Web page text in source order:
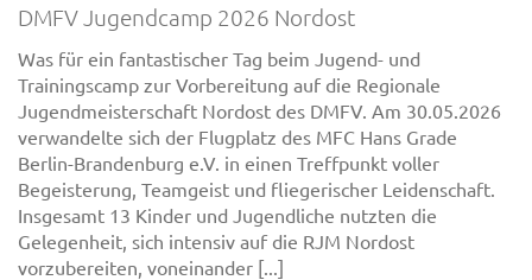
DMFV Jugendcamp 2026 Nordost
Was für ein fantastischer Tag beim Jugend- und
Trainingscamp zur Vorbereitung auf die Regionale
Jugendmeisterschaft Nordost des DMFV. Am 30.05.2026
verwandelte sich der Flugplatz des MFC Hans Grade
Berlin-Brandenburg e.V. in einen Treffpunkt voller
Begeisterung, Teamgeist und fliegerischer Leidenschaft.
Insgesamt 13 Kinder und Jugendliche nutzten die
Gelegenheit, sich intensiv auf die RJM Nordost
vorzubereiten, voneinander [...]